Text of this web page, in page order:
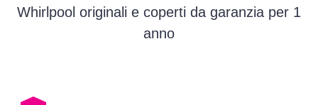
Whirlpool originali e coperti da garanzia per 1
anno